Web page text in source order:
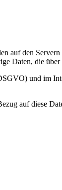
auf den
Daten, die
und im
auf diese